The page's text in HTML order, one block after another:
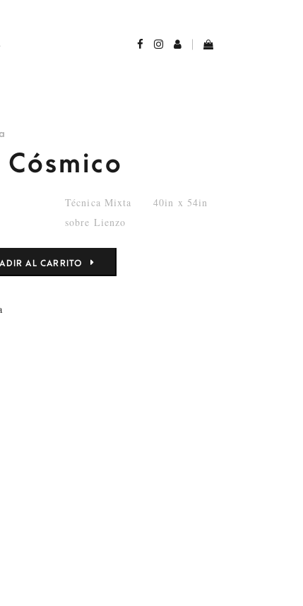
Cósmico
Técnica Mixta
sobre Lienzo
40in x 54in
AL CARRITO